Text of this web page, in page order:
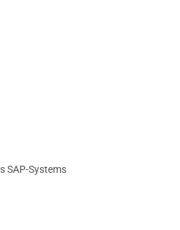
SAP-Systems